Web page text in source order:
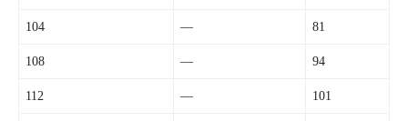
104 — 81
108 — 94
112 — 101